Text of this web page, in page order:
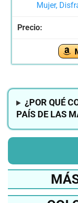
Mujer,
¿POR QUÉ
PAÍS DE LAS